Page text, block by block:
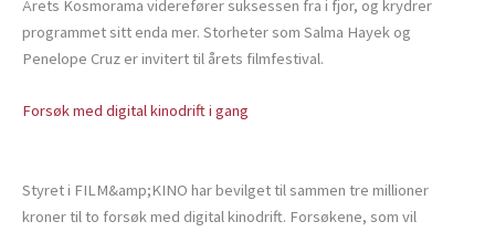
Årets Kosmorama viderefører suksessen fra i fjor, og krydrer
programmet sitt enda mer. Storheter som Salma Hayek og
Penelope Cruz er invitert til årets filmfestival.
Forsøk med digital kinodrift i gang
Styret i FILM&amp;KINO har bevilget til sammen tre millioner
kroner til to forsøk med digital kinodrift. Forsøkene, som vil